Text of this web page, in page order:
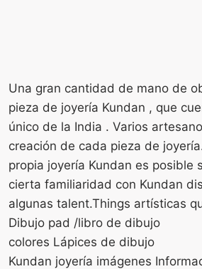
Una gran cantidad de mano de
pieza de joyería Kundan , que
único de la India . Varios
creación de cada pieza de
propia joyería Kundan es posible
cierta familiaridad con Kundan
algunas talent.Things artísticas
Dibujo pad /libro de dibujo
colores Lápices de dibujo
Kundan joyería imágenes